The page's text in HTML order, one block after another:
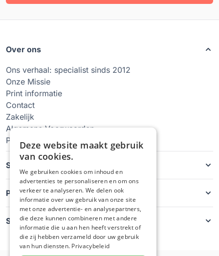
Over ons
Ons verhaal: specialist sinds 2012
Onze Missie
Print informatie
Contact
Zakelijk
Algemene Voorwaarden
Privacy Policy
Soorten hoesjes
Producten
Service
Deze website maakt gebruik
van cookies.
We gebruiken cookies om inhoud en
advertenties te personaliseren en om ons
verkeer te analyseren. We delen ook
informatie over uw gebruik van onze site
met onze advertentie- en analysepartners,
die deze kunnen combineren met andere
informatie die u aan hen heeft verstrekt of
die zij hebben verzameld door uw gebruik
van hun diensten. Privacybeleid